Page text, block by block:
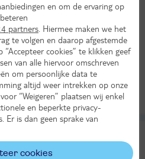
vertrekluchthavens
1225,-
per persoon
Alle verplichte kosten inbegrepen!
en om de ervaring op
partners . Hiermee maken we het
te volgen en daarop afgestemde
cookies” te klikken geef
van alle hiervoor omschreven
om persoonlijke data te
altijd weer intrekken op onze
“Weigeren” plaatsen wij enkel
en beperkte privacy-
Er is dan geen sprake van
cookies